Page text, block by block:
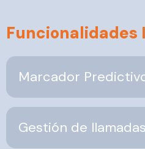
Funcionalidades
Marcador
Gestión de